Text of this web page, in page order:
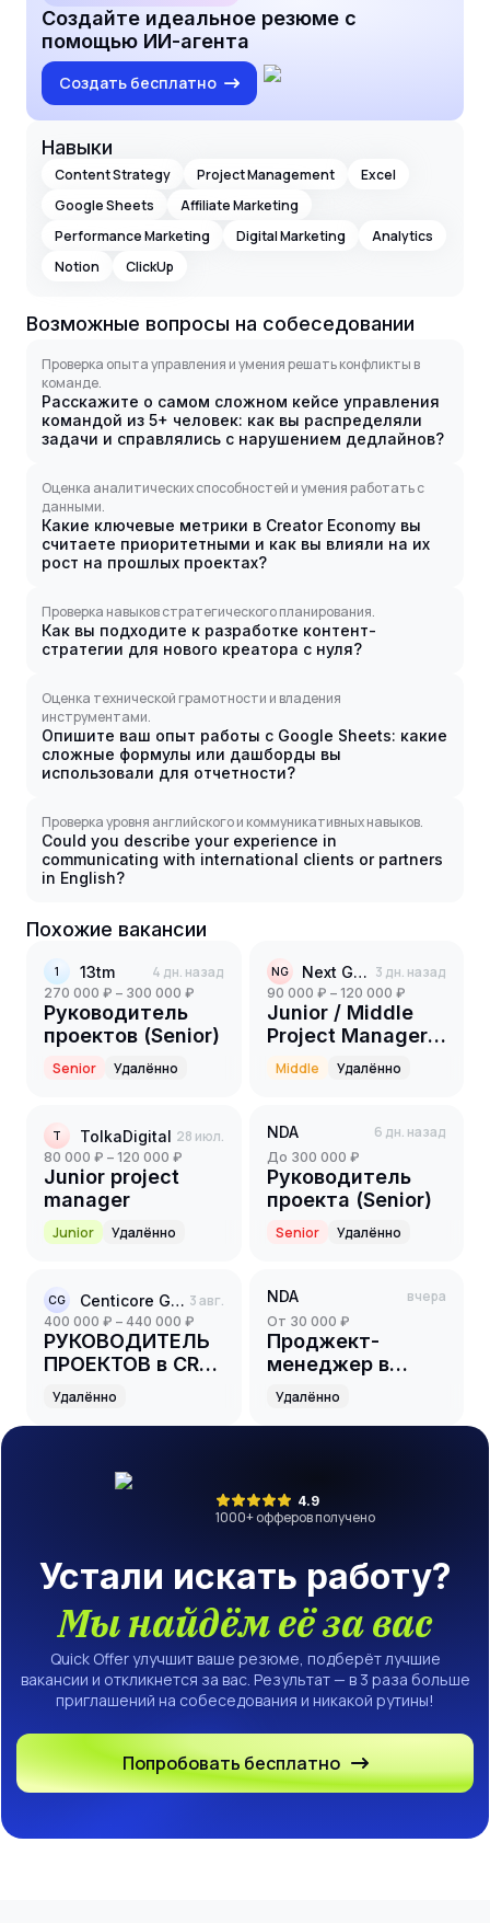
Создайте идеальное резюме с
помощью ИИ-агента
Создать бесплатно
Навыки
Content Strategy Project Management
Excel
Google Sheets
Affiliate Marketing
Performance Marketing
Digital Marketing
Analytics
Notion
ClickUp
Возможные вопросы на собеседовании
Проверка опыта управления и умения решать конфликты в
команде.
Расскажите о самом сложном кейсе управления
командой из 5+ человек: как вы распределяли
задачи и справлялись с нарушением дедлайнов?
Оценка аналитических способностей и умения работать с
данными.
Какие ключевые метрики в Creator Economy вы
считаете приоритетными и как вы влияли на их
рост на прошлых проектах?
Проверка навыков стратегического планирования.
Как вы подходите к разработке контент-
стратегии для нового креатора с нуля?
Оценка технической грамотности и владения
инструментами.
Опишите ваш опыт работы с Google Sheets: какие
сложные формулы или дашборды вы
использовали для отчетности?
Проверка уровня английского и коммуникативных навыков.
Could you describe your experience in
communicating with international clients or partners
in English?
Похожие вакансии
1 13tm 4 дн. назад
270 000 ₽ – 300 000 ₽
Руководитель
проектов (Senior)
Senior Удалённо
NG Next Genium 3 дн. назад
90 000 ₽ – 120 000 ₽
Junior / Middle
Project Manager
(PR-
направление)
Middle Удалённо
T TolkaDigital 28 июл.
80 000 ₽ – 120 000 ₽
Junior project
manager
Junior Удалённо
NDA 6 дн. назад
до 300 000 ₽
Руководитель
проекта (Senior)
Senior Удалённо
CG Centicore Group 3 авг.
400 000 ₽ – 440 000 ₽
РУКОВОДИТЕЛЬ
ПРОЕКТОВ в CRM
на банковский
проект
Удалённо
NDA вчера
от 30 000 ₽
Проджект-
менеджер в
маркетинговое
агентство
Удалённо
4.9
1000+ офферов получено
Устали искать работу?
Мы найдём её за вас
Quick Offer улучшит ваше резюме, подберёт лучшие
вакансии и откликнется за вас. Результат — в 3 раза больше
приглашений на собеседования и никакой рутины!
Попробовать бесплатно